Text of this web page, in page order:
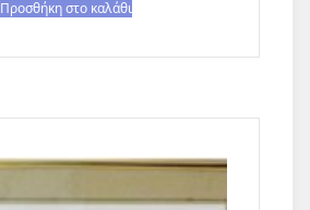
Προσθήκη στο καλάθι